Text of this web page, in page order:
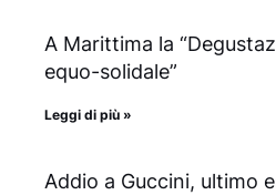
A Marittima la
equo-solidale”
Leggi di più »
Addio a Guccini, ultimo